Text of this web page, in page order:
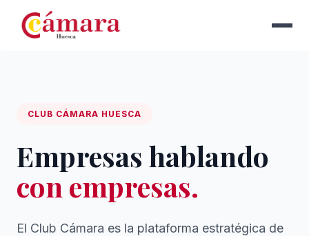
CLUB CÁMARA HUESCA
Empresas hablando
con empresas.
El Club Cámara es la plataforma estratégica de